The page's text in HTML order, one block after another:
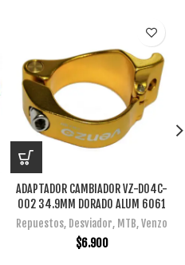
ADAPTADOR CAMBIADOR VZ-D04C-
002 34.9MM DORADO ALUM 6061
Repuestos, Desviador, MTB,Venzo
$6.900